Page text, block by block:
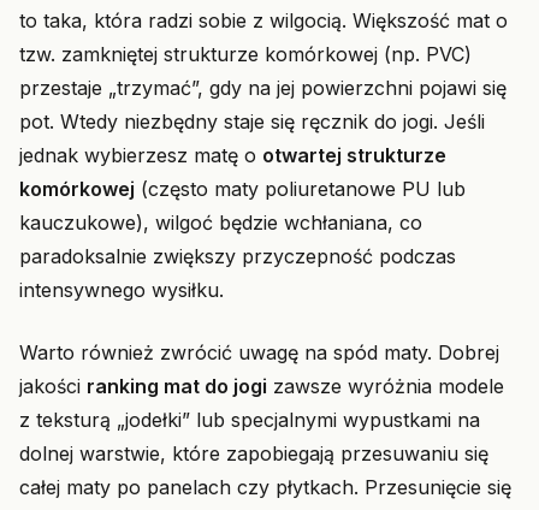
to taka, która radzi sobie z wilgocią. Większość mat o
tzw. zamkniętej strukturze komórkowej (np. PVC)
przestaje „trzymać”, gdy na jej powierzchni pojawi się
pot. Wtedy niezbędny staje się ręcznik do jogi. Jeśli
jednak wybierzesz matę o otwartej strukturze
komórkowej (często maty poliuretanowe PU lub
kauczukowe), wilgoć będzie wchłaniana, co
paradoksalnie zwiększy przyczepność podczas
intensywnego wysiłku.
Warto również zwrócić uwagę na spód maty. Dobrej
jakości ranking mat do jogi zawsze wyróżnia modele
z teksturą „jodełki” lub specjalnymi wypustkami na
dolnej warstwie, które zapobiegają przesuwaniu się
całej maty po panelach czy płytkach. Przesunięcie się